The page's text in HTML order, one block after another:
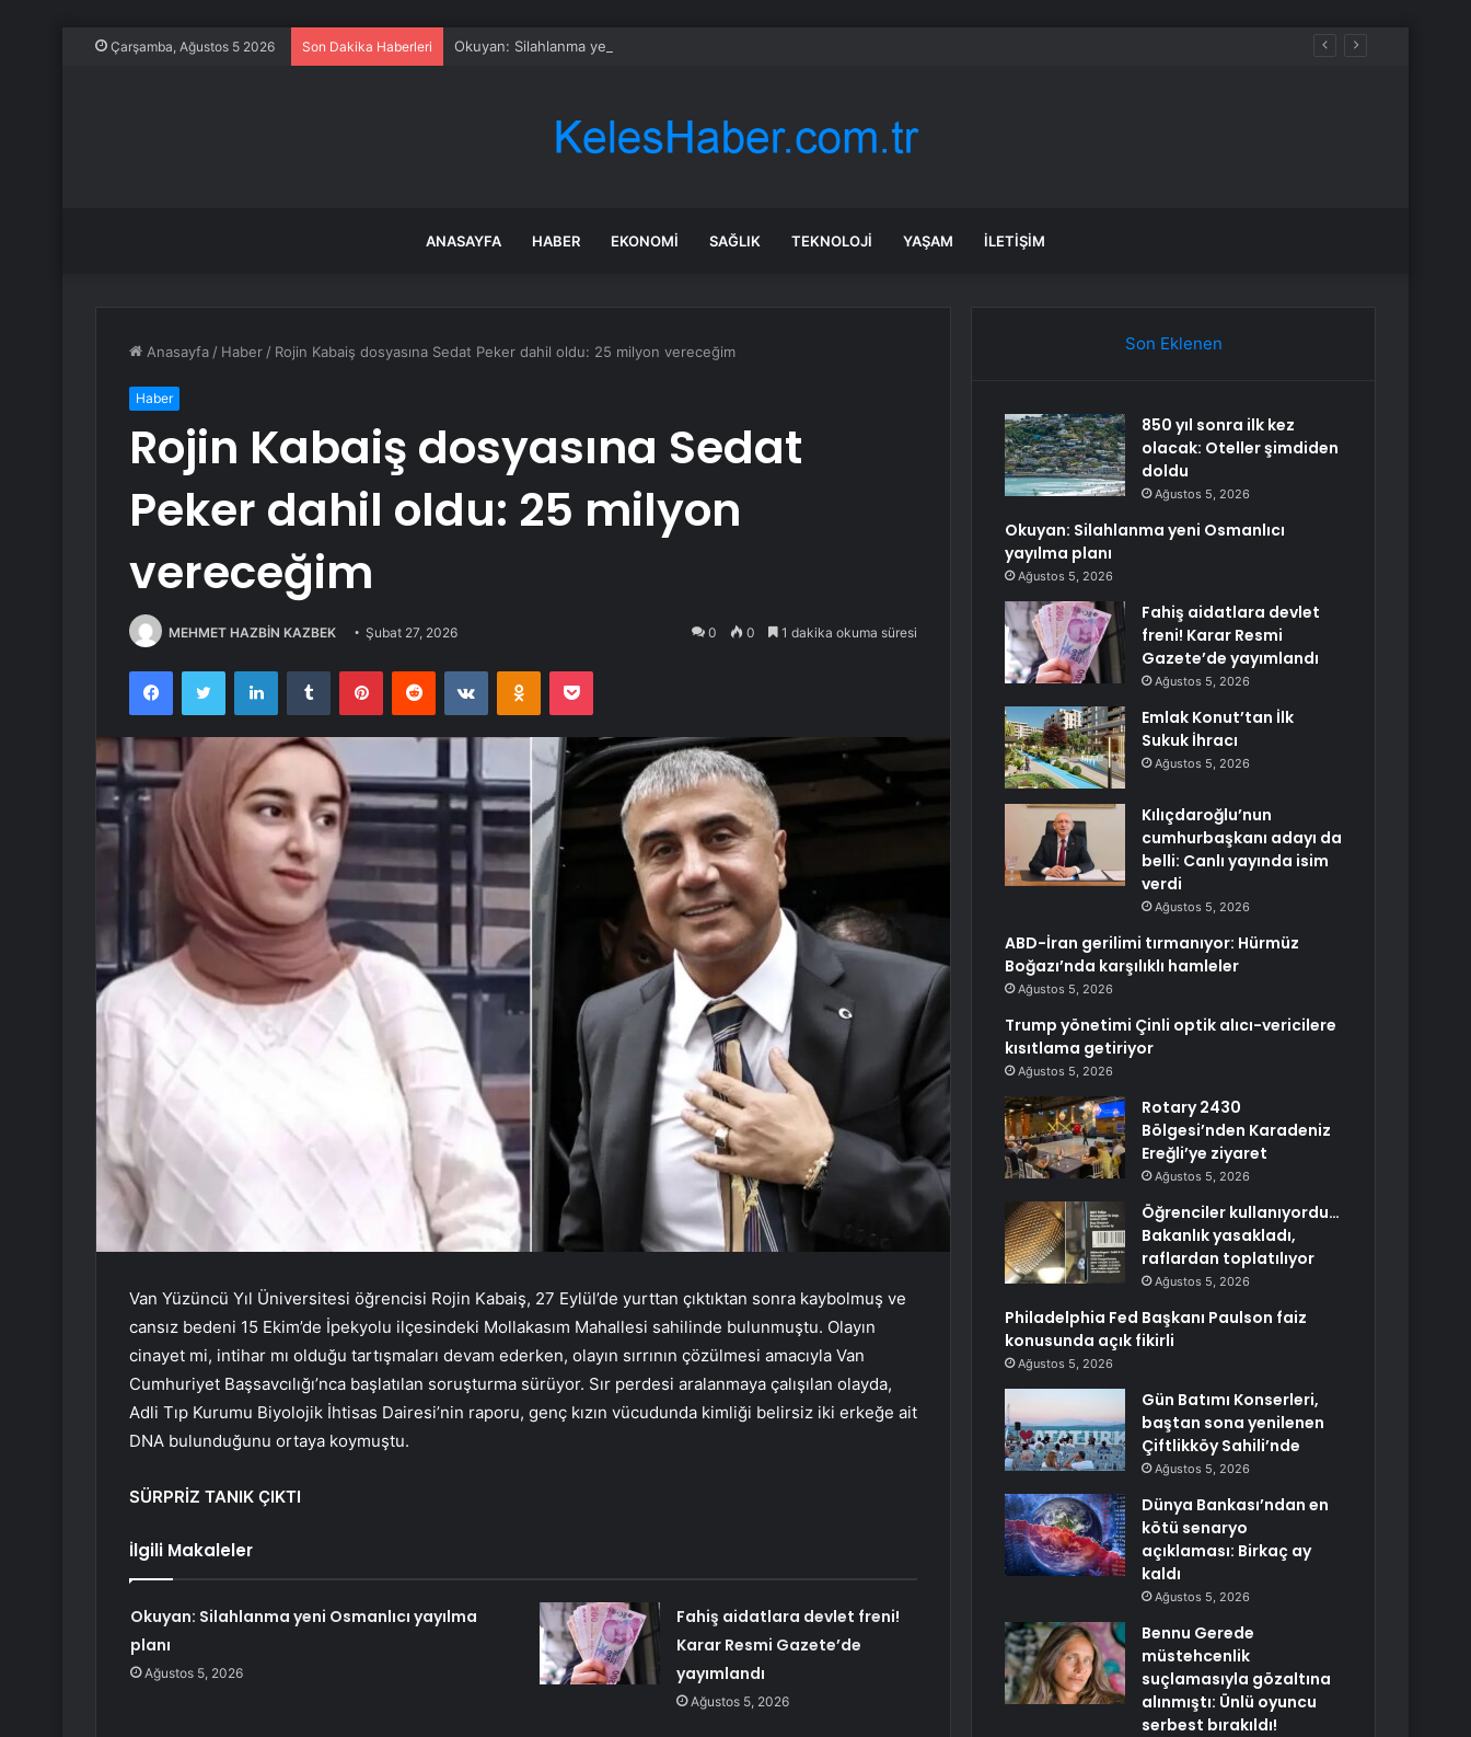
Çarşamba, Ağustos 5 2026 Son Dakika Haberleri Okuyan: Silahlanma yeni Osmanlıcı yayılma planı
ANASAYFA HABER EKONOMI SAĞLIK TEKNOLOJI YAŞAM İLETIŞIM
Anasayfa / Haber / Rojin Kabaiş dosyasına Sedat Peker dahil oldu: 25 milyon vereceğim
Haber
Rojin Kabaiş dosyasına Sedat
Peker dahil oldu: 25 milyon
vereceğim
MEHMET HAZBİN KAZBEK Şubat 27, 2026 0 0 1 dakika okuma süresi
FacebookTwitter LinkedInTumblr PinterestReddit VKontakteOdnoklassniki
Pocket
Van Yüzüncü Yıl Üniversitesi öğrencisi Rojin Kabaiş, 27 Eylül’de yurttan çıktıktan sonra kaybolmuş ve
cansız bedeni 15 Ekim’de İpekyolu ilçesindeki Mollakasım Mahallesi sahilinde bulunmuştu. Olayın
cinayet mi, intihar mı olduğu tartışmaları devam ederken, olayın sırrının çözülmesi amacıyla Van
Cumhuriyet Başsavcılığı’nca başlatılan soruşturma sürüyor. Sır perdesi aralanmaya çalışılan olayda,
Adli Tıp Kurumu Biyolojik İhtisas Dairesi’nin raporu, genç kızın vücudunda kimliği belirsiz iki erkeğe ait
DNA bulunduğunu ortaya koymuştu.
SÜRPRİZ TANIK ÇIKTI
İlgili Makaleler
Okuyan: Silahlanma yeni Osmanlıcı yayılma
planı
Ağustos 5, 2026
Fahiş aidatlara devlet freni!
Karar Resmi Gazete’de
yayımlandı
Ağustos 5, 2026
Son Eklenen
850 yıl sonra ilk kez
olacak: Oteller şimdiden
doldu
Ağustos 5, 2026
Okuyan: Silahlanma yeni Osmanlıcı
yayılma planı
Ağustos 5, 2026
Fahiş aidatlara devlet
freni! Karar Resmi
Gazete’de yayımlandı
Ağustos 5, 2026
Emlak Konut’tan İlk
Sukuk İhracı
Ağustos 5, 2026
Kılıçdaroğlu’nun
cumhurbaşkanı adayı da
belli: Canlı yayında isim
verdi
Ağustos 5, 2026
ABD-İran gerilimi tırmanıyor: Hürmüz
Boğazı’nda karşılıklı hamleler
Ağustos 5, 2026
Trump yönetimi Çinli optik alıcı-vericilere
kısıtlama getiriyor
Ağustos 5, 2026
Rotary 2430
Bölgesi’nden Karadeniz
Ereğli’ye ziyaret
Ağustos 5, 2026
Öğrenciler kullanıyordu…
Bakanlık yasakladı,
raflardan toplatılıyor
Ağustos 5, 2026
Philadelphia Fed Başkanı Paulson faiz
konusunda açık fikirli
Ağustos 5, 2026
Gün Batımı Konserleri,
baştan sona yenilenen
Çiftlikköy Sahili’nde
Ağustos 5, 2026
Dünya Bankası’ndan en
kötü senaryo
açıklaması: Birkaç ay
kaldı
Ağustos 5, 2026
Bennu Gerede
müstehcenlik
suçlamasıyla gözaltına
alınmıştı: Ünlü oyuncu
serbest bırakıldı!